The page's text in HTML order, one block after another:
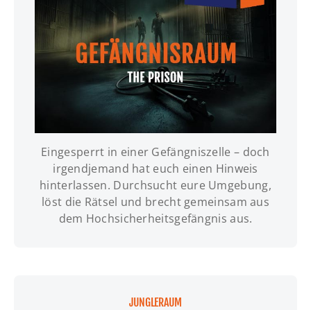
INFOS | TERMINE | BUCHUNG
Eingesperrt in einer Gefängniszelle – doch
irgendjemand hat euch einen Hinweis
hinterlassen. Durchsucht eure Umgebung,
löst die Rätsel und brecht gemeinsam aus
dem Hochsicherheitsgefängnis aus.
JUNGLERAUM